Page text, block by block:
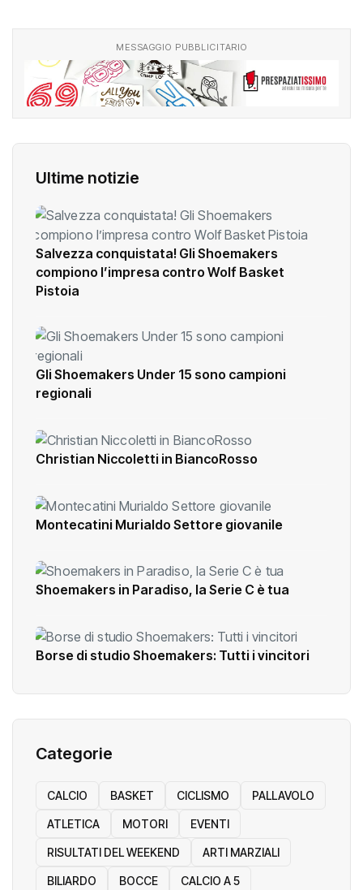
MESSAGGIO PUBBLICITARIO
Ultime notizie
Salvezza conquistata! Gli Shoemakers
compiono l’impresa contro Wolf Basket
Pistoia
Gli Shoemakers Under 15 sono campioni
regionali
Christian Niccoletti in BiancoRosso
Montecatini Murialdo Settore giovanile
Shoemakers in Paradiso, la Serie C è tua
Borse di studio Shoemakers: Tutti i vincitori
Categorie
CALCIO BASKET CICLISMO PALLAVOLO
ATLETICA MOTORI EVENTI
RISULTATI DEL WEEKEND ARTI MARZIALI
BILIARDO BOCCE CALCIO A 5